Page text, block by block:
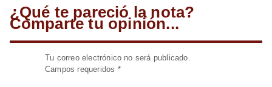
¿Qué te pareció la nota?
Comparte tu opinión...
Tu correo electrónico no será publicado.
Campos requeridos *